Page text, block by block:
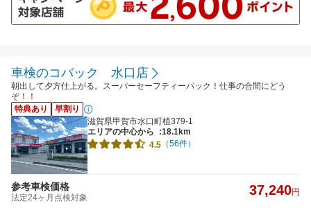
車検のコバック 水口店
朝出して夕方仕上がる。スーパーセーフティーパック！仕事の合間にどう
ぞ！！
特典あり
早割り
滋賀県甲賀市水口町植379-1
エリアの中心から
:18.1km
4.5 （56件）
参考車検価格
法定24ヶ月点検対象 37,240円